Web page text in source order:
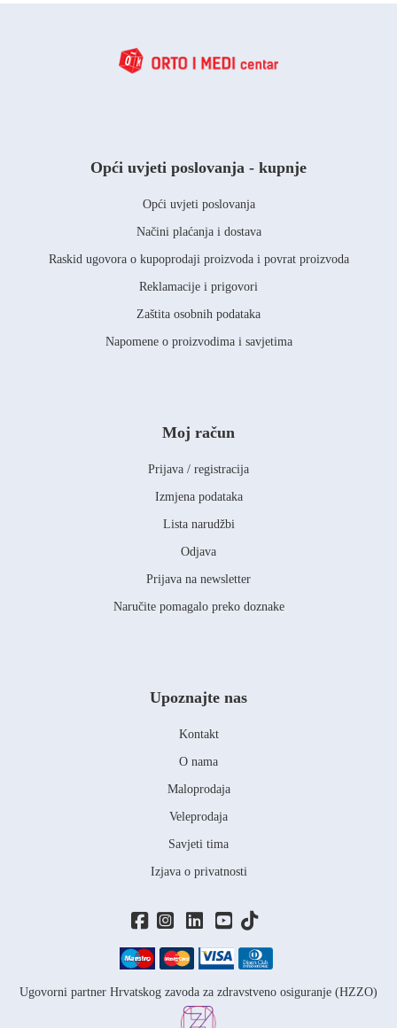
Opći uvjeti poslovanja - kupnje
Opći uvjeti poslovanja
Načini plaćanja i dostava
Raskid ugovora o kupoprodaji proizvoda i povrat proizvoda
Reklamacije i prigovori
Zaštita osobnih podataka
Napomene o proizvodima i savjetima
Moj račun
Prijava / registracija
Izmjena podataka
Lista narudžbi
Odjava
Prijava na newsletter
Naručite pomagalo preko doznake
Ugovorni partner Hrvatskog zavoda za zdravstveno osiguranje (HZZO)
Upoznajte nas
Kontakt
O nama
Maloprodaja
Veleprodaja
Savjeti tima
Izjava o privatnosti